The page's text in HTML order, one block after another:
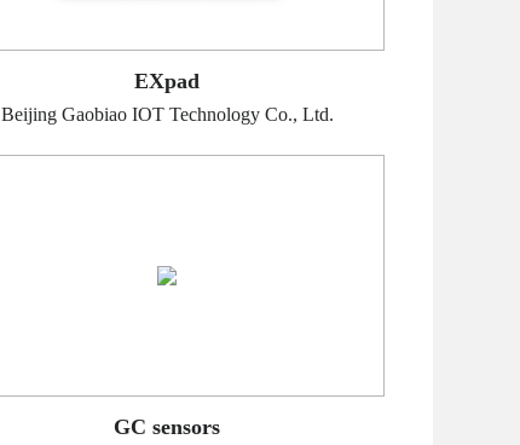
EXpad
Beijing Gaobiao IOT Technology Co., Ltd.
GC sensors